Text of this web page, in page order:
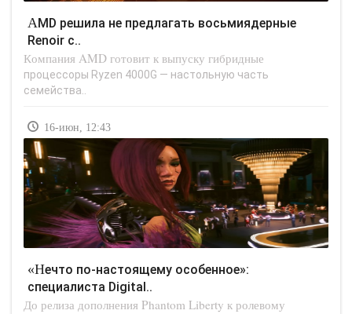
AMD решила не предлагать восьмиядерные
Renoir с..
Компания AMD готовит к выпуску гибридные
процессоры Ryzen 4000G — настольную часть
семейства..
16-июн, 12:43
«Нечто по-настоящему особенное»:
специалиста Digital..
До релиза дополнения Phantom Liberty к ролевому